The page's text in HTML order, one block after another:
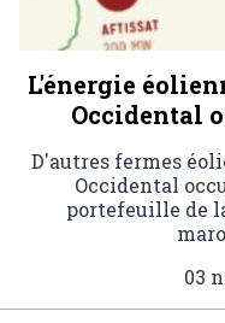
L'énergie
Occidental
D'autres fermes
Occidental
portefeuille de
03